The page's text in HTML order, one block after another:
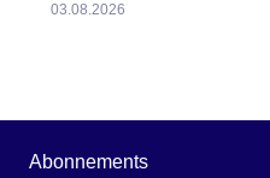
03.08.2026
Abonnements